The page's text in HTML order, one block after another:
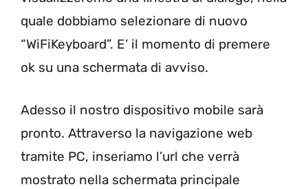
quale dobbiamo selezionare di nuovo
“WiFiKeyboard”. E’ il momento di premere
ok su una schermata di avviso.
Adesso il nostro dispositivo mobile sarà
pronto. Attraverso la navigazione web
tramite PC, inseriamo l’url che verrà
mostrato nella schermata principale